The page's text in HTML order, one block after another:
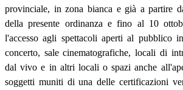
provinciale, in zona bianca e già a partire
della presente ordinanza e fino al 10
l'accesso agli spettacoli aperti al pubblico
concerto, sale cinematografiche, locali di
dal vivo e in altri locali o spazi anche
soggetti muniti di una delle certificazioni